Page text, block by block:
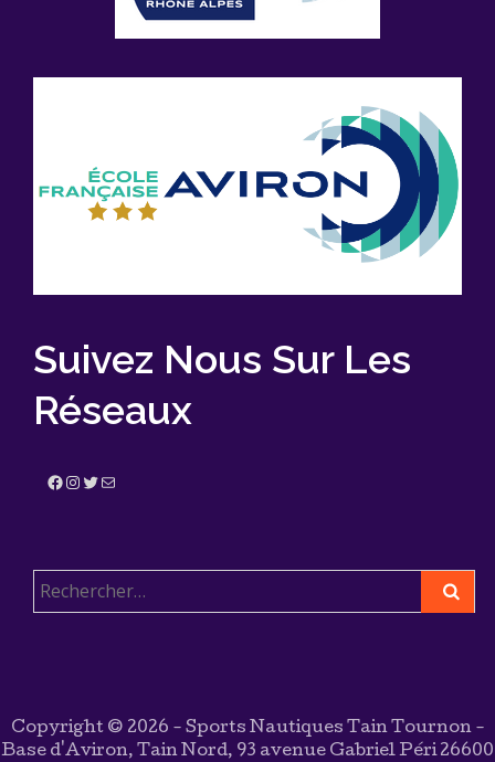
Suivez Nous Sur Les
Réseaux
Facebook InstagramTwitter E-mail
Rechercher :
Copyright © 2026 - Sports Nautiques Tain Tournon -
Base d'Aviron, Tain Nord, 93 avenue Gabriel Péri 26600